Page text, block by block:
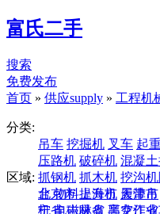
富氏二手
搜索
免费发布
首页 » 供应supply » 工程机
分类:
吊车 挖掘机 叉车 起
压路机 破碎机 混凝
抓钢机 抓木机 挖沟
台 物料提升机 履带吊
机 电磁吸盘 高空作
区域:
北京市 上海市 天津市
宁省 吉林省 黑龙江省